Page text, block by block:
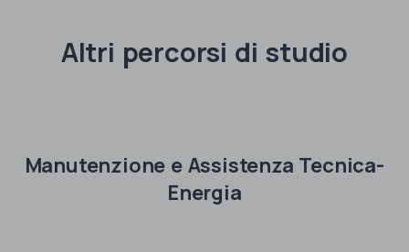
Altri percorsi di studio
Manutenzione e Assistenza Tecnica-
Energia